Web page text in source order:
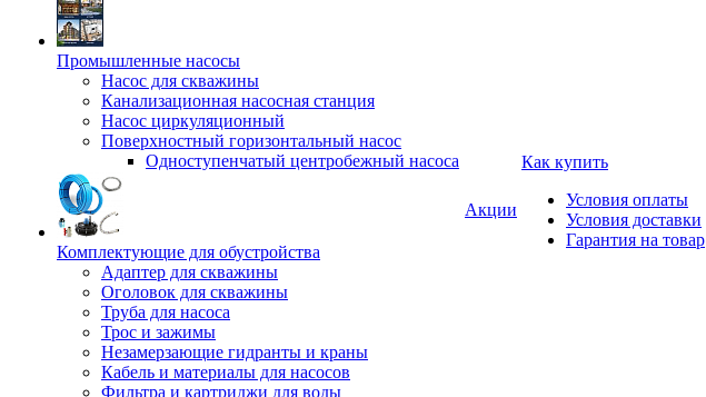
Промышленные насосы
Насос для скважины
Канализационная насосная станция
Насос циркуляционный
Поверхностный горизонтальный насос
Одноступенчатый центробежный насоса
Комплектующие для обустройства
Адаптер для скважины
Оголовок для скважины
Труба для насоса
Трос и зажимы
Незамерзающие гидранты и краны
Кабель и материалы для насосов
Фильтра и картриджи для воды
Акции
Как купить
Условия оплаты
Условия доставки
Гарантия на товар